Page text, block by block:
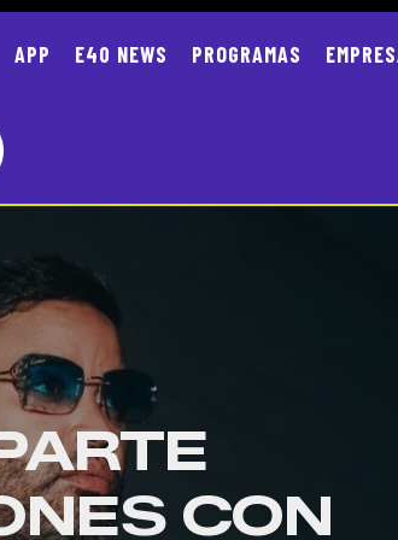
APP E40 NEWS PROGRAMAS
CON